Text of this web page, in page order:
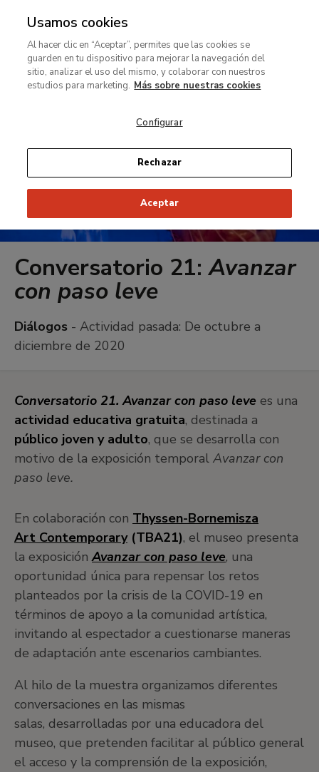
MENÚ
contenido
principal
Conversatorio 21:Avanzar
con paso leve
Diálogos - Actividad pasada: De octubre a
diciembre de 2020
Conversatorio 21. Avanzar con paso leve es una
actividad educativa gratuita, destinada a
público joven y adulto, que se desarrolla con
motivo de la exposición temporal Avanzar con
paso leve.
En colaboración con Thyssen-Bornemisza
Art Contemporary(TBA21), el museo presenta
la exposiciónAvanzar con paso leve, una
oportunidad única para repensar los retos
planteados por la crisis de la COVID-19 en
términos de apoyo a la comunidad artística,
invitando al espectador a cuestionarse maneras
de adaptación ante escenarios cambiantes.
Al hilo de la muestra organizamos diferentes
conversaciones en las mismas
salas, desarrolladas por una educadora del
museo, que pretenden facilitar al público general
el acceso y la comprensión de la exposición,
Usamos cookies
Al hacer clic en “Aceptar”, permites que las cookies se
guarden en tu dispositivo para mejorar la navegación del
sitio, analizar el uso del mismo, y colaborar con nuestros
estudios para marketing. Más sobre nuestras cookies
Configurar
Rechazar
Aceptar